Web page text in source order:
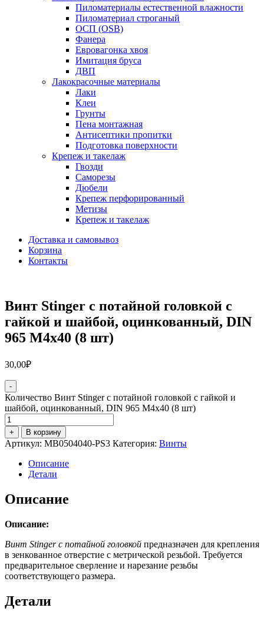
Пиломатериалы естественной влажности
Пиломатериал строганый
ОСП (OSB)
Фанера
Евровагонка хвоя
Имитация бруса
ДВП
Лакокрасочные материалы
Лаки
Клеи
Грунты
Пена монтажная
Антисептики пропитки
Подготовка поверхности
Крепеж и такелаж
Гвозди
Саморезы
Дюбели
Крепеж перфорированный
Метизы
Крепеж и такелаж
Доставка и самовывоз
Корзина
Контакты
Винт Stinger с потайной головкой с
гайкой и шайбой, оцинкованный, DIN
965 М4х40 (8 шт)
30,00₽
-
Количество Винт Stinger с потайной головкой с гайкой и
шайбой, оцинкованный, DIN 965 М4х40 (8 шт)
+ В корзину
Артикул: MB0504040-PS3 Категория: Винты
Описание
Детали
Описание
Описание:
Винт Stinger с потайной головкой предназначен для крепления
в зенкованное отверстие с метрической резьбой. Требуется
предварительное сверление и нарезание резьбы
соответствующего размера.
Детали